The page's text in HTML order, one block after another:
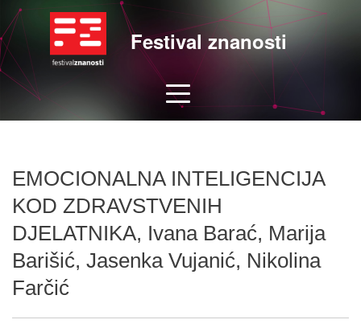
Festival znanosti
EMOCIONALNA INTELIGENCIJA
KOD ZDRAVSTVENIH
DJELATNIKA, Ivana Barać, Marija
Barišić, Jasenka Vujanić, Nikolina
Farčić